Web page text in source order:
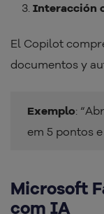
Interacción
El Copilot
documentos y
Exemplo:
em 5 pontos
Microsoft
com IA